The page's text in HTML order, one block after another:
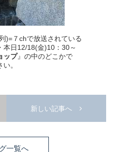
)=７chで放送されている
本日12/18(金)10：30～
ップ』の中のどこかで
。
新しい記事へ
一覧へ